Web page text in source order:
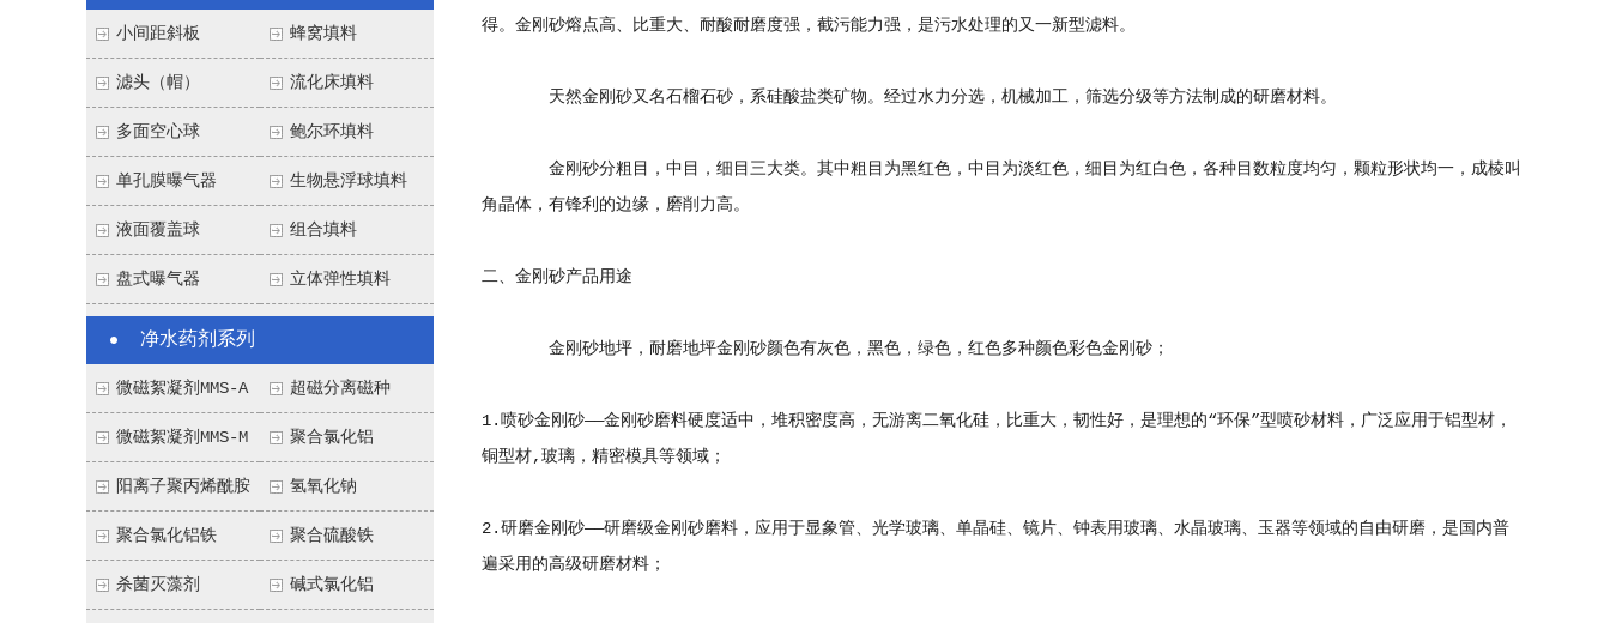
小间距斜板 蜂窝填料
滤头（帽） 流化床填料
多面空心球 鲍尔环填料
单孔膜曝气器 生物悬浮球填料
液面覆盖球 组合填料
盘式曝气器 立体弹性填料
净水药剂系列
微磁絮凝剂MMS-A 超磁分离磁种
微磁絮凝剂MMS-M 聚合氯化铝
阳离子聚丙烯酰胺 氢氧化钠
聚合氯化铝铁 聚合硫酸铁
杀菌灭藻剂 碱式氯化铝
得。金刚砂熔点高、比重大、耐酸耐磨度强，截污能力强，是污水处理的又一新型滤料。
天然金刚砂又名石榴石砂，系硅酸盐类矿物。经过水力分选，机械加工，筛选分级等方法制成的研磨材料。
金刚砂分粗目，中目，细目三大类。其中粗目为黑红色，中目为淡红色，细目为红白色，各种目数粒度均匀，颗粒形状均一，成棱叫
角晶体，有锋利的边缘，磨削力高。
二、金刚砂产品用途
金刚砂地坪，耐磨地坪金刚砂颜色有灰色，黑色，绿色，红色多种颜色彩色金刚砂；
1.喷砂金刚砂——金刚砂磨料硬度适中，堆积密度高，无游离二氧化硅，比重大，韧性好，是理想的“环保”型喷砂材料，广泛应用于铝型材，
铜型材,玻璃，精密模具等领域；
2.研磨金刚砂——研磨级金刚砂磨料，应用于显象管、光学玻璃、单晶硅、镜片、钟表用玻璃、水晶玻璃、玉器等领域的自由研磨，是国内普
遍采用的高级研磨材料；